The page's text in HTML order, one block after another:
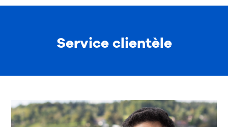
Service clientèle